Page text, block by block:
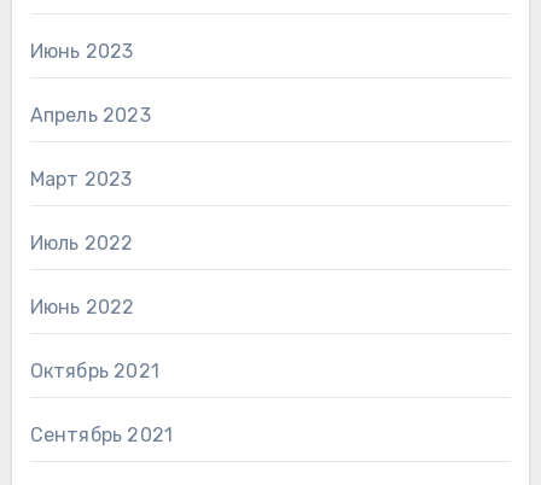
Июнь 2023
Апрель 2023
Март 2023
Июль 2022
Июнь 2022
Октябрь 2021
Сентябрь 2021